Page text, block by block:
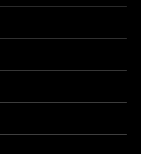
単行本刊行時掲載